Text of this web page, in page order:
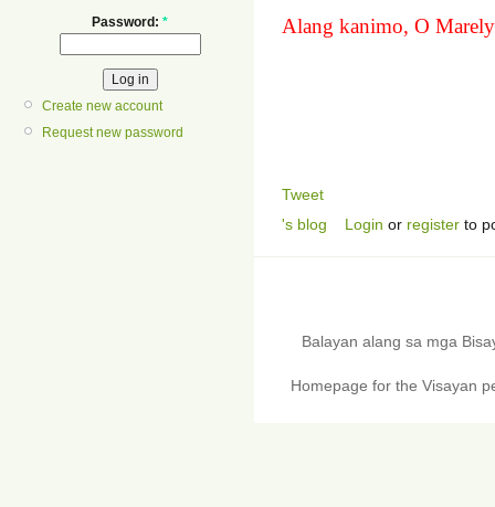
Password: *
Create new account
Request new password
Alang kanimo, O
Tweet
's blog
Login or register to
Balayan alang sa mga
Homepage for the Visayan